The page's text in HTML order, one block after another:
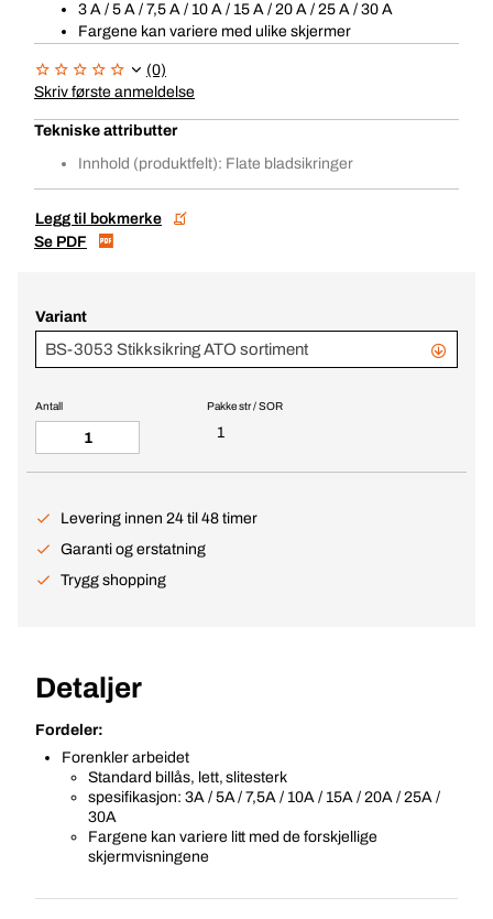
3 A / 5 A / 7,5 A / 10 A / 15 A / 20 A / 25 A / 30 A
Fargene kan variere med ulike skjermer
(0)
Skriv første anmeldelse
Tekniske attributter
Innhold (produktfelt): Flate bladsikringer
Legg til bokmerke
Se PDF
Variant
BS-3053 Stikksikring ATO sortiment
Pakke str / SOR
1
Antall
Levering innen 24 til 48 timer
Garanti og erstatning
Trygg shopping
Detaljer
Fordeler:
Forenkler arbeidet
Standard billås, lett, slitesterk
spesifikasjon: 3A / 5A / 7,5A / 10A / 15A / 20A / 25A /
30A
Fargene kan variere litt med de forskjellige
skjermvisningene